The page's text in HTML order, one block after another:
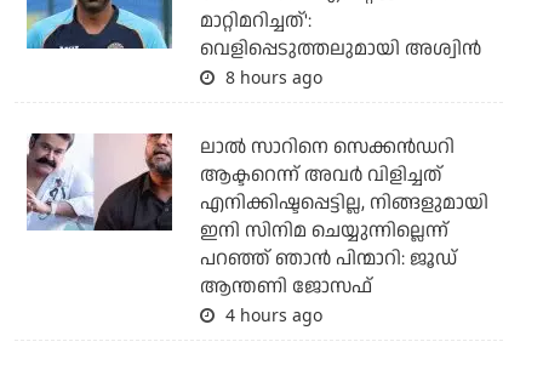
മാറ്റിമറിച്ചത്':
വെളിപ്പെടുത്തലുമായി അശ്വിന്‍
8 hours ago
ലാല്‍ സാറിനെ സെക്കന്‍ഡറി
ആക്ടറെന്ന് അവര്‍ വിളിച്ചത്
എനിക്കിഷ്ടപ്പെട്ടില്ല, നിങ്ങളുമായി
ഇനി സിനിമ ചെയ്യുന്നില്ലെന്ന്
പറഞ്ഞ് ഞാന്‍ പിന്മാറി: ജൂഡ്
ആന്തണി ജോസഫ്
4 hours ago